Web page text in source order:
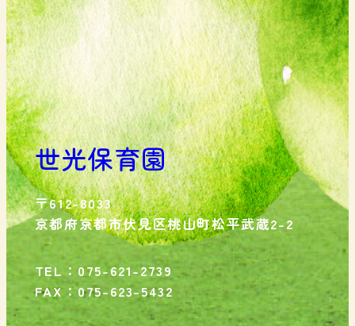
世光保育園
〒612-8033
京都府京都市伏見区桃山町松平武蔵2-2
TEL：075-621-2739
FAX：075-623-5432